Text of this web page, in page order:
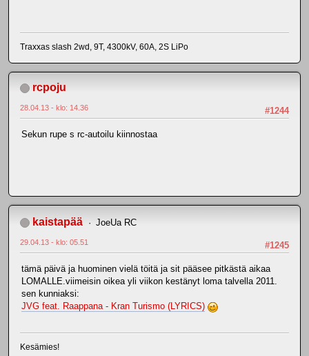
Traxxas slash 2wd, 9T, 4300kV, 60A, 2S LiPo
rcpoju
#1244
28.04.13 - klo: 14.36
Sekun rupe s rc-autoilu kiinnostaa
kaistapää JoeUa RC
#1245
29.04.13 - klo: 05.51
tämä päivä ja huominen vielä töitä ja sit pääsee pitkästä aikaa
LOMALLE.viimeisin oikea yli viikon kestänyt loma talvella 2011.
sen kunniaksi:
JVG feat. Raappana - Kran Turismo (LYRICS)
Kesämies!